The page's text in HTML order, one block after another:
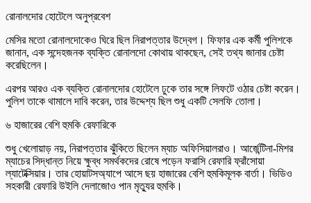
রোনালদোর হোটেলে অনুপ্রবেশ
মেসির মতো রোনালদোকেও ঘিরে ছিল নিরাপত্তার উদ্বেগ। ফিফার এক কর্মী পুলিশকে
জানান, এক সন্দেহজনক ব্যক্তি রোনালদো কোথায় থাকছেন, সেই তথ্য জানার চেষ্টা
করেছিলেন।
এরপর আরও এক ব্যক্তি রোনালদোর হোটেলে ঢুকে তার সঙ্গে লিফটে ওঠার চেষ্টা করেন।
পুলিশ তাকে থামালে দাবি করেন, তার উদ্দেশ্য ছিল শুধু একটি সেলফি তোলা।
৬ হাজারের বেশি হুমকি রেফারিকে
শুধু খেলোয়াড় নয়, নিরাপত্তার ঝুঁকিতে ছিলেন ম্যাচ অফিসিয়ালরাও। আর্জেন্টিনা-মিশর
ম্যাচের সিদ্ধান্ত নিয়ে ক্ষুব্ধ সমর্থকদের রোষে পড়েন ফরাসি রেফারি ফ্রাঁসোয়া
ল্যাটেক্সিয়ার। তার হোয়াটসঅ্যাপে আসে ছয় হাজারের বেশি হুমকিমূলক বার্তা। ভিডিও
সহকারী রেফারি উইলি দেলাজোও পান মৃত্যুর হুমকি।